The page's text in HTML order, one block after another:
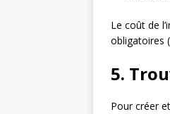
Le coût de
obligatoires
5.
Pour créer